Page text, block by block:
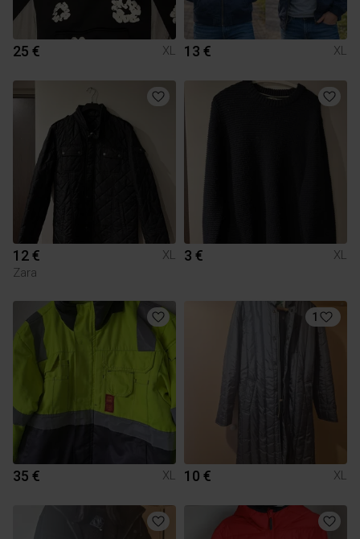
25 € XL 13 € XL
12 €
XL
Zara
3 € XL
35 € XL
1
10 € XL